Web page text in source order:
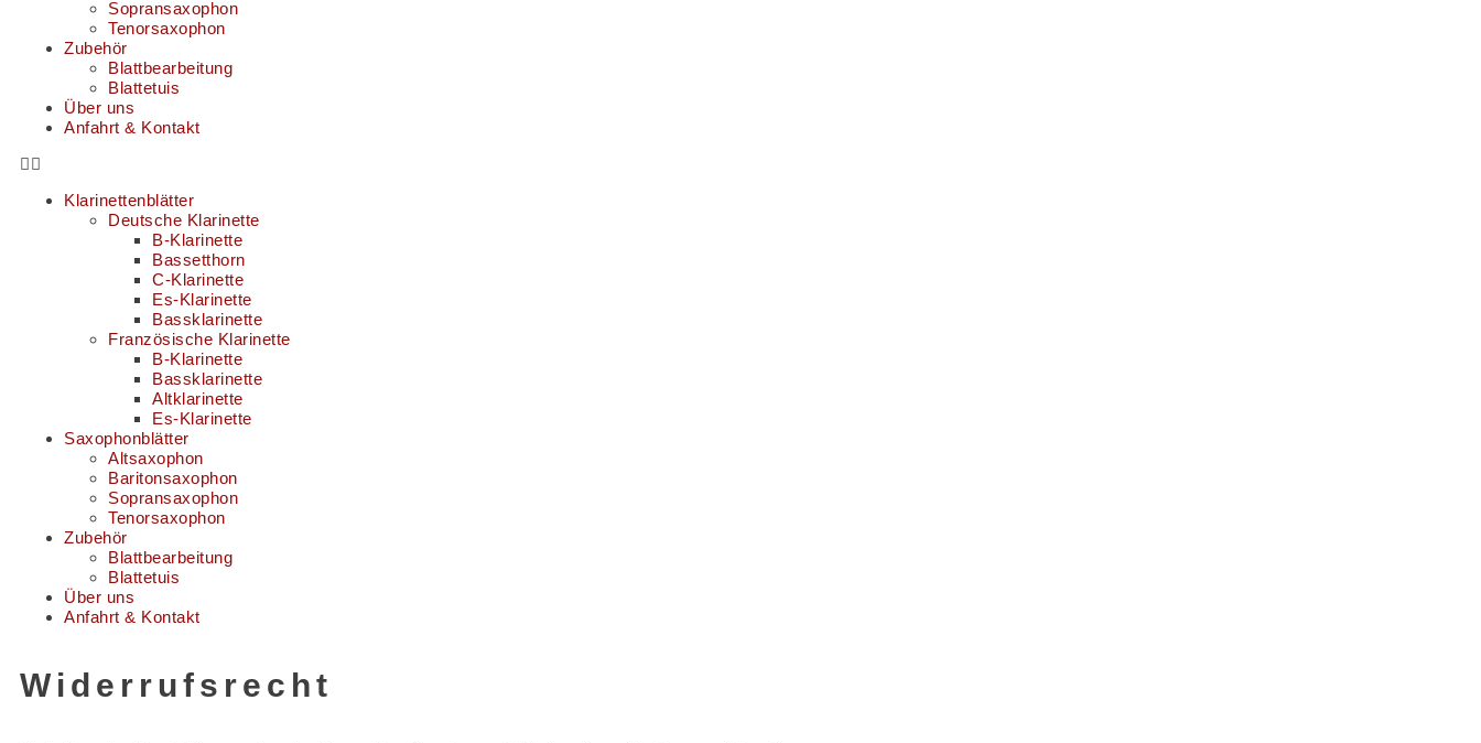
Sopransaxophon
Tenorsaxophon
Zubehör
Blattbearbeitung
Blattetuis
Über uns
Anfahrt & Kontakt
Klarinettenblätter
Deutsche Klarinette
B-Klarinette
Bassetthorn
C-Klarinette
Es-Klarinette
Bassklarinette
Französische Klarinette
B-Klarinette
Bassklarinette
Altklarinette
Es-Klarinette
Saxophonblätter
Altsaxophon
Baritonsaxophon
Sopransaxophon
Tenorsaxophon
Zubehör
Blattbearbeitung
Blattetuis
Über uns
Anfahrt & Kontakt
Widerrufsrecht